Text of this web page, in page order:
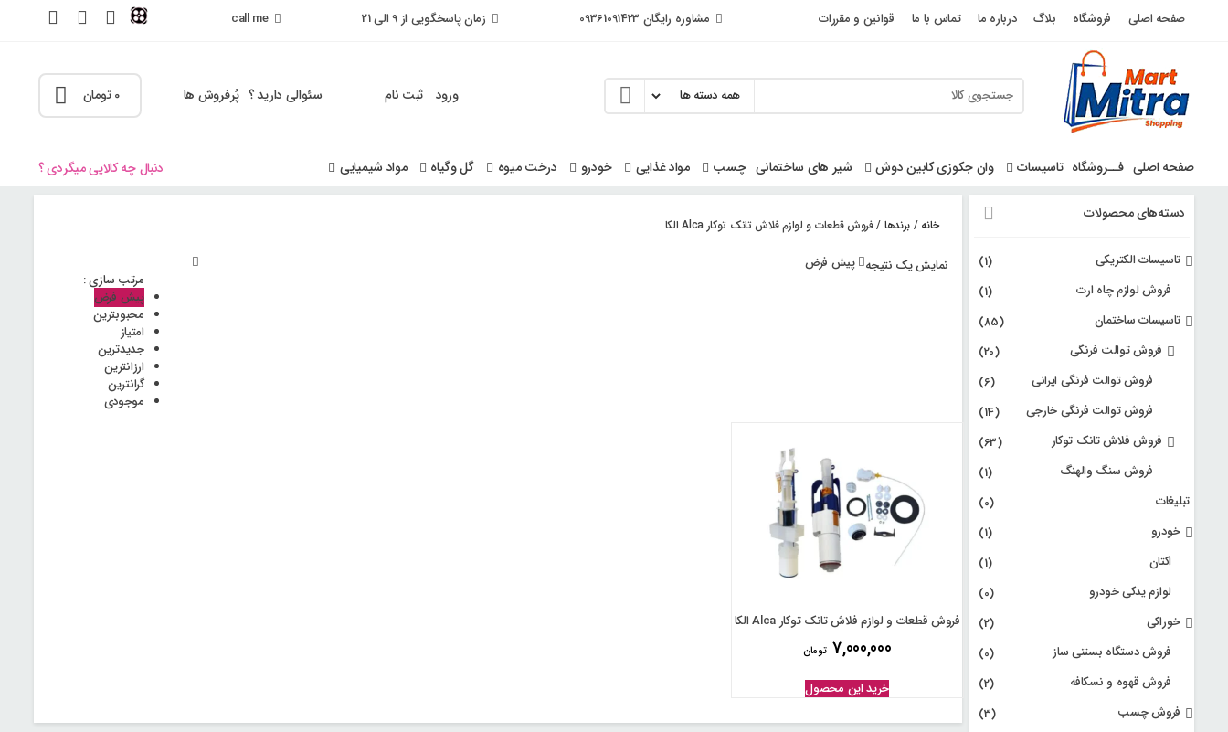
صفحه اصلی فروشگاه بلاگ درباره ما تماس با ما قوانین و مقررات مشاوره رایگان 09361091423 زمان پاسخگویی از 9 الی 21 call me
ورود ثبت نام سئوالی دارید ؟ پُرفروش ها 0 تومان
صفحه اصلی فــروشگاه تاسیسات وان جکوزی کابین دوش شیر های ساختمانی چسب مواد غذایی خودرو درخت میوه گل وگیاه مواد شیمیایی دنبال چه کالایی میگردی ؟
خانه / برندها / فروش قطعات و لوازم فلاش تانک توکار Alca الکا
نمایش یک نتیجه
مرتب سازی :
پیش فرض
محبوبترین
امتیاز
جدیدترین
ارزانترین
گرانترین
موجودی
پیش فرض
فروش قطعات و لوازم فلاش تانک توکار Alca الکا
7,000,000 تومان
خرید این محصول
دسته‌های محصولات
تاسیسات الکتریکی
(1)
فروش لوازم چاه ارت
(1)
تاسیسات ساختمان
(85)
فروش توالت فرنگی
(20)
فروش توالت فرنگی ایرانی
(6)
فروش توالت فرنگی خارجی
(14)
فروش فلاش تانک توکار
(63)
فروش سنگ والهنگ
(1)
تبلیغات
(0)
خودرو
(1)
اکتان
(1)
لوازم یدکی خودرو
(0)
خوراکی
(2)
فروش دستگاه بستنی ساز
(0)
فروش قهوه و نسکافه
(2)
فروش چسب
(3)